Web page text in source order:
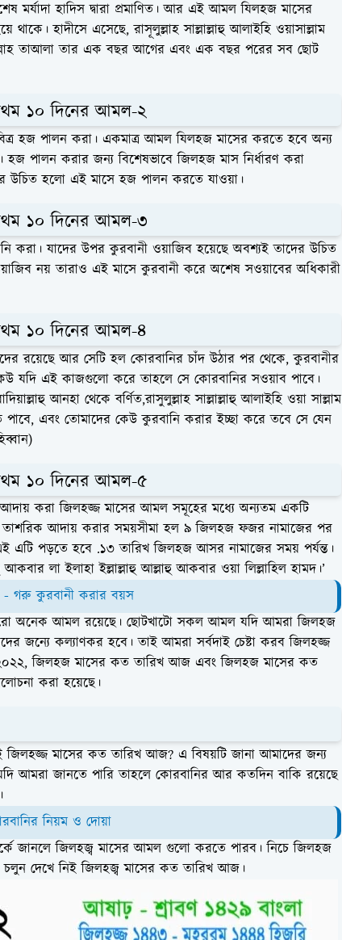
মর্যাদা হাদিস দ্বারা প্রমাণিত। আর এই আমল যিলহজ মাসের
হাদীসে এসেছে, রাসূলুল্লাহ সাল্লাল্লাহু আলাইহি ওয়াসাল্লাম
তাআলা তার এক বছর আগের এবং এক বছর পরের সব ছোট
১০ দিনের আমল-২
হজ পালন করা। একমাত্র আমল যিলহজ মাসের করতে হবে অন্য
পালন করার জন্য বিশেষভাবে জিলহজ মাস নির্ধারণ করা
উচিত হলো এই মাসে হজ পালন করতে যাওয়া।
১০ দিনের আমল-৩
যাদের উপর কুরবানী ওয়াজিব হয়েছে অবশ্যই তাদের উচিত
নয় তারাও এই মাসে কুরবানী করে অশেষ সওয়াবের অধিকারী
১০ দিনের আমল-৪
রয়েছে আর সেটি হল কোরবানির চাঁদ উঠার পর থেকে, কুরবানীর
যদি এই কাজগুলো করে তাহলে সে কোরবানির সওয়াব পাবে।
আনহা থেকে বর্ণিত,রাসুলুল্লাহ সাল্লাল্লাহু আলাইহি ওয়া সাল্লাম
এবং তোমাদের কেউ কুরবানি করার ইচ্ছা করে তবে সে যেন
১০ দিনের আমল-৫
করা জিলহজ্জ মাসের আমল সমূহের মধ্যে অন্যতম একটি
আদায় করার সময়সীমা হল ৯ জিলহজ ফজর নামাজের পর
পড়তে হবে .১৩ তারিখ জিলহজ আসর নামাজের সময় পর্যন্ত।
লা ইলাহা ইল্লাল্লাহু আল্লাহু আকবার ওয়া লিল্লাহিল হামদ।’
- গরু কুরবানী করার বয়স
অনেক আমল রয়েছে। ছোটখাটো সকল আমল যদি আমরা জিলহজ
জন্যে কল্যাণকর হবে। তাই আমরা সর্বদাই চেষ্টা করব জিলহজ্জ
জিলহজ মাসের কত তারিখ আজ এবং জিলহজ মাসের কত
করা হয়েছে।
মাসের কত তারিখ আজ? এ বিষয়টি জানা আমাদের জন্য
আমরা জানতে পারি তাহলে কোরবানির আর কতদিন বাকি রয়েছে
নিয়ম ও দোয়া
জানলে জিলহজ্ব মাসের আমল গুলো করতে পারব। নিচে জিলহজ
দেখে নিই জিলহজ্ব মাসের কত তারিখ আজ।